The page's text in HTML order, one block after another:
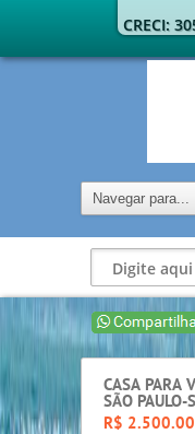
CRECI:
CASA PARA
SÃO PAULO-
R$